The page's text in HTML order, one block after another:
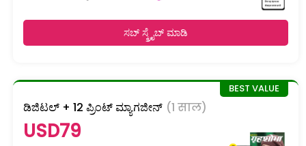
ಸಬ್ ಸ್ಕ್ರೈಬ್ ಮಾಡಿ
ಡಿಜಿಟಲ್ + 12 ಪ್ರಿಂಟ್ ಮ್ಯಾಗಜೀನ್ (1 साल)
USD79